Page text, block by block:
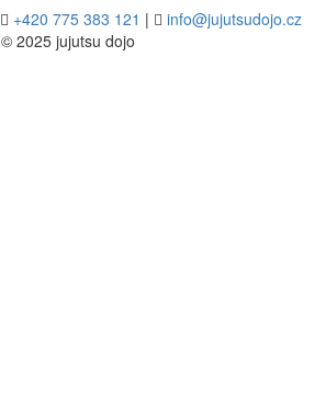
 +420 775 383 121 |  info@jujutsudojo.cz
2025 jujutsu dojo